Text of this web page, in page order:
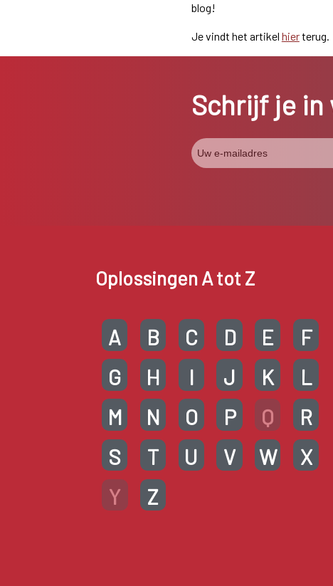
blog!
Je vindt het artikel hierterug.
Schrijf je in
Oplossingen A tot Z
A B C D E
F
G
H I J K
L
M
N O P Q
R
S
T U V W
X
Y
Z